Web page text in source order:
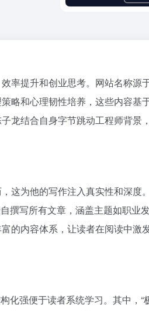
率提升和创业思考。网站名称源
略和心理韧性培养，这些内容基
龙结合自身字节跳动工程师背景
这为他的写作注入真实性和深度
撰写所有文章，涵盖主题如职业
的内容体系，让读者在阅读中激
化强便于读者系统学习。其中，